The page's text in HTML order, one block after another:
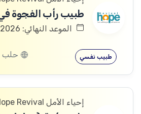
الموعد النهائي: 10/08/2026
طبيب نفسي حلب
إحياء الأمل Hope Revival